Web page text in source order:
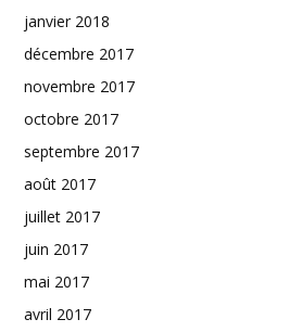
janvier 2018
décembre 2017
novembre 2017
octobre 2017
septembre 2017
août 2017
juillet 2017
juin 2017
mai 2017
avril 2017